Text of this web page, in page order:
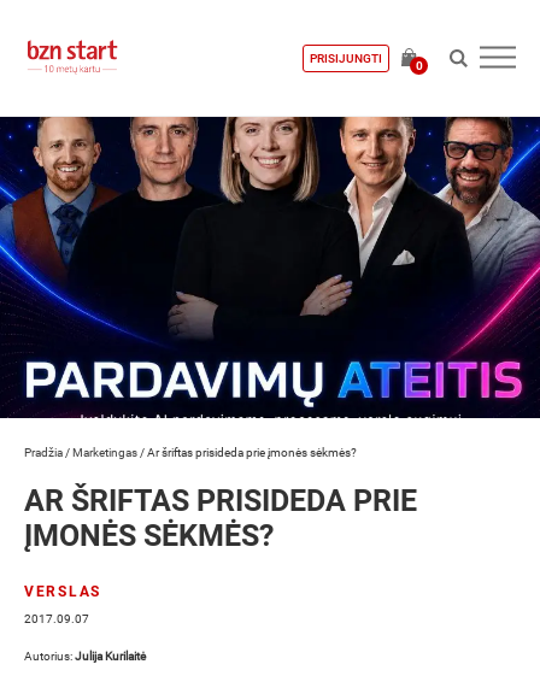
PRISIJUNGTI
0
Pradžia /Marketingas /Ar šriftas prisideda prie įmonės sėkmės?
AR ŠRIFTAS PRISIDEDA PRIE
ĮMONĖS SĖKMĖS?
VERSLAS
2017.09.07
Autorius:Julija Kurilaitė